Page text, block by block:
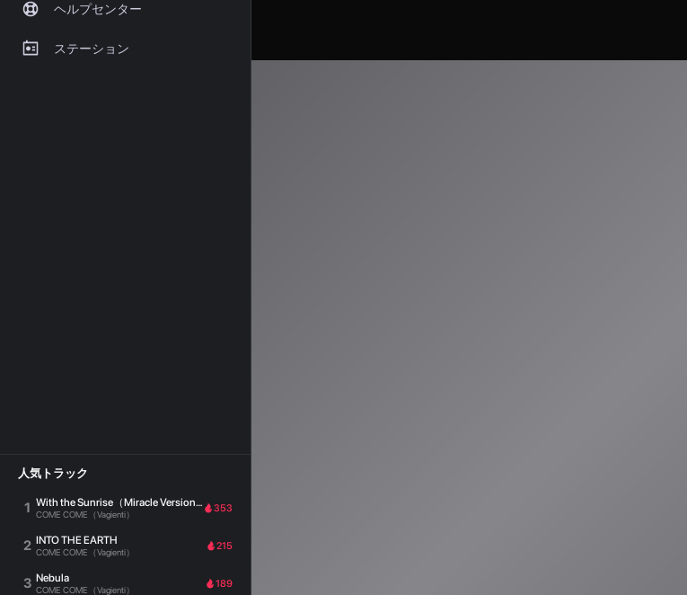
ヘルプセンター
ステーション
人気トラック
1 With the Sunrise（Miracle Version）
COME COME（Vagienti）
353
2 INTO THE EARTH
COME COME（Vagienti）
215
3 Nebula
COME COME（Vagienti）
189